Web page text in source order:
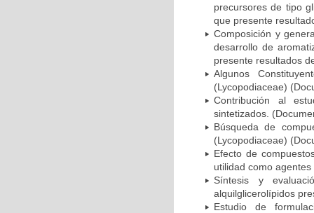
precursores de tipo
que presente
Composición y
desarrollo de
presente resultados
Algunos
(Lycopodiaceae)
Contribución al
sintetizados.
Búsqueda de
(Lycopodiaceae)
Efecto de
utilidad como
Síntesis y
alquilglicerolípidos
Estudio de